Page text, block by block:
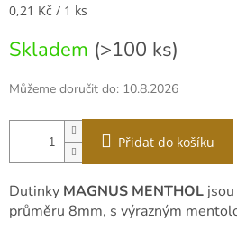
Měrná
0,21 Kč / 1 ks
Skladem (>100 ks)
Můžeme doručit do: 10.8.2026
Přidat do košíku
Dutinky MAGNUS MENTHOLjsou
průměru 8mm, s výrazným